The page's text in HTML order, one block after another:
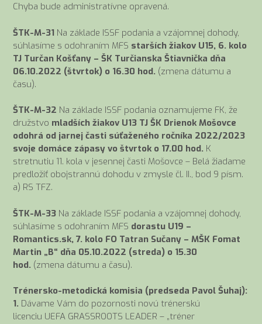
Chyba bude administratívne opravená.
ŠTK-M-31 Na základe ISSF podania a vzájomnej dohody,
súhlasíme s odohraním MFS starších žiakov U15, 6. kolo
TJ Turčan Košťany – ŠK Turčianska Štiavnička dňa
06.10.2022 (štvrtok) o 16.30 hod. (zmena dátumu a
času).
ŠTK-M-32 Na základe ISSF podania oznamujeme FK, že
družstvo mladších žiakov U13 TJ ŠK Drienok Mošovce
odohrá od jarnej časti súťaženého ročníka 2022/2023
svoje domáce zápasy vo štvrtok o 17.00 hod. K
stretnutiu 11. kola v jesennej časti Mošovce – Belá žiadame
predložiť obojstrannú dohodu v zmysle čl. II., bod 9 písm.
a) RS TFZ.
ŠTK-M-33 Na základe ISSF podania a vzájomnej dohody,
súhlasíme s odohraním MFS dorastu U19 –
Romantics.sk, 7. kolo FO Tatran Sučany – MŠK Fomat
Martin „B“ dňa 05.10.2022 (streda) o 15.30
hod. (zmena dátumu a času).
Trénersko-metodická komisia (predseda Pavol Šuhaj):
1. Dávame Vám do pozornosti novú trénerskú
licenciu UEFA GRASSROOTS LEADER – „tréner